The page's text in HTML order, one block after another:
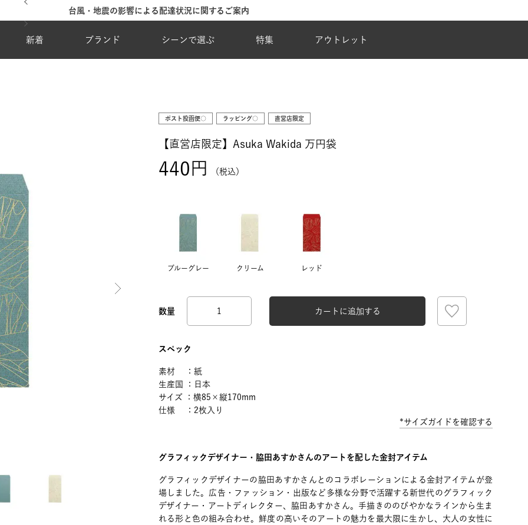
台風・地震の影響による配達状況に関するご案内
新着 ブランド シーンで選ぶ 特集 アウトレット
ポスト投函便○ ラッピング○ 直営店限定
【直営店限定】Asuka Wakida 万円袋
440 税込
ブルーグレー クリーム レッド
カートに追加する
スペック
素材 ：紙
生産国 ：日本
サイズ ：横85×縦170mm
仕様 ：2枚入り
*サイズガイドを確認する
グラフィックデザイナー・脇田あすかさんのアートを配した金封アイテム
グラフィックデザイナーの脇田あすかさんとのコラボレーションによる金封アイテムが登
場しました。広告・ファッション・出版など多様な分野で活躍する新世代のグラフィック
デザイナー・アートディレクター、脇田あすかさん。手描きののびやかなラインから生ま
れる形と色の組み合わせ。鮮度の高いそのアートの魅力を最大限に生かし、大人の女性に